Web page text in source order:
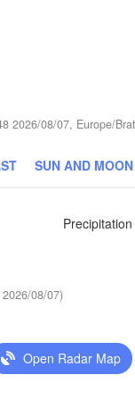
2026/08/07, Europe/
SUN AND MOON
08/07)
Open Radar Map
Брянск